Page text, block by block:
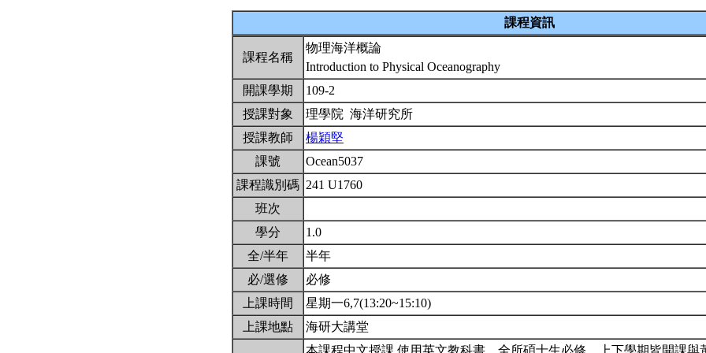
課程資訊
課程名稱
物理海洋概論
Introduction to Physical Oceanography
開課學期
109-2
授課對象
理學院 海洋研究所
授課教師
楊穎堅
課號
Ocean5037
課程識別碼 241 U1760
班次
學分
1.0
全/半年
半年
必/選修
必修
上課時間
星期一6,7(13:20~15:10)
上課地點
海研大講堂
本課程中文授課,使用英文教科書。全所碩士生必修，上下學期皆開課與